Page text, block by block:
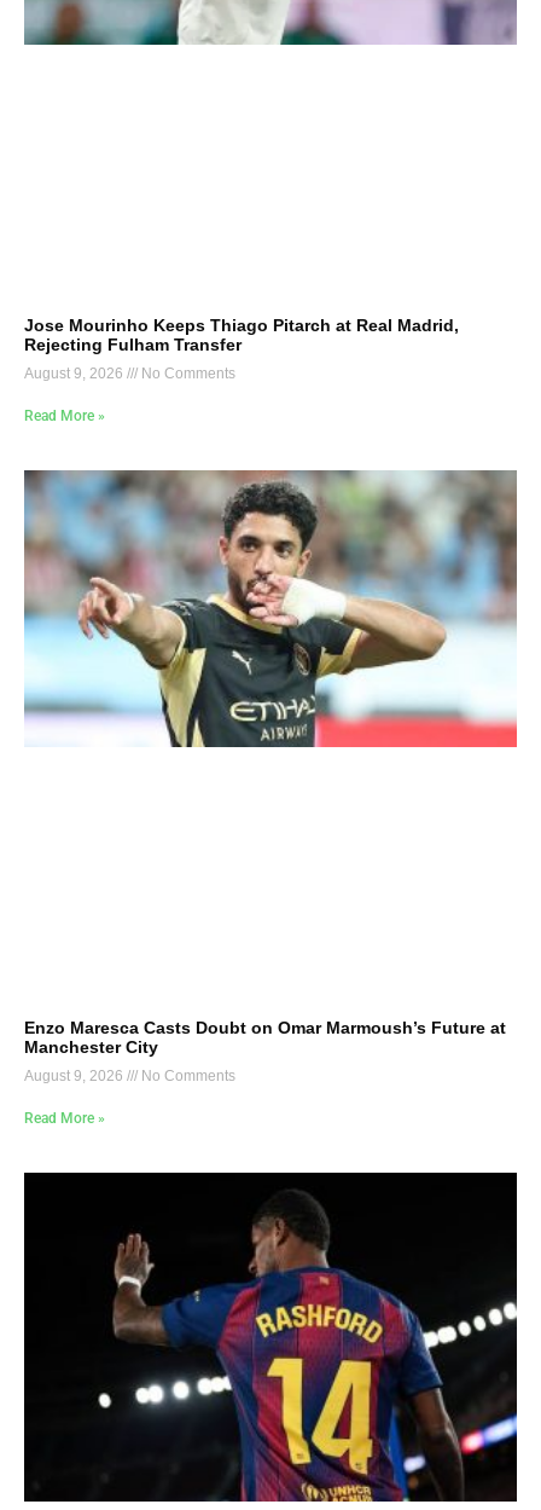
Jose Mourinho Keeps Thiago Pitarch at Real Madrid,
Rejecting Fulham Transfer
August 9, 2026 No Comments
Read More »
Enzo Maresca Casts Doubt on Omar Marmoush’s Future at
Manchester City
August 9, 2026 No Comments
Read More »